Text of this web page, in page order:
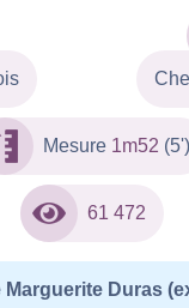
Mesure 1m52 (5')
61 472
Marguerite Duras